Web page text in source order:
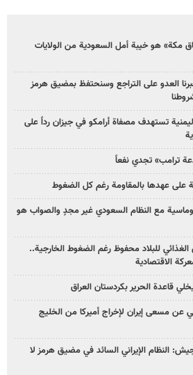
مكة» هو خيبة أمل السعودية من الولايات
العدو على التراجع وسنحتفظ بمضيق هرمز
تستهدف مصفاة أرامكو في جيزان رداً على
ترامب» تجدي نفعاً
على عهدها بالمقاومة رغم كل الضغوط
مع النظام السعودي غير مجدٍ والصواب هو
الغذائي للبلاد محفوظ رغم الضغوط الخارجية..
الاقتصادية
قاعدة الحرير بكردستان العراق
عن مسعى إيران لإخراج أميركا من الخليج
النظام الإيراني السائد في مضيق هرمز لا